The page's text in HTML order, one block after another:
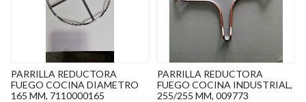
PARRILLA REDUCTORA
FUEGO COCINA DIAMETRO
165 MM, 7110000165
PARRILLA REDUCTORA
FUEGO COCINA INDUSTRIAL,
255/255 MM, 009773